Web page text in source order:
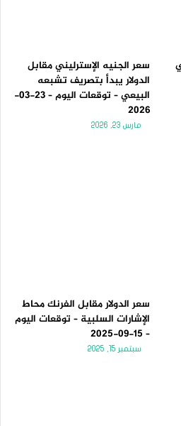
سعر الجنيه الإسترليني مقابل
الدولار يبدأ بتصريف تشبعه
البيعي – توقعات اليوم – 23-03-
2026
مارس 23, 2026
سعر الدولار مقابل الفرنك محاط
الإشارات السلبية – توقعات اليوم
– 15-09-2025
سبتمبر 15, 2025